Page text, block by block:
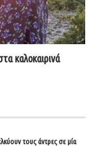
καλοκαιρινά
τους άντρες σε μία